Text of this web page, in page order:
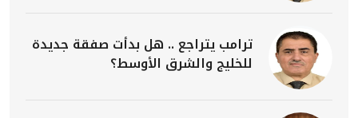
ترامب يتراجع .. هل بدأت صفقة جديدة
للخليج والشرق الأوسط؟